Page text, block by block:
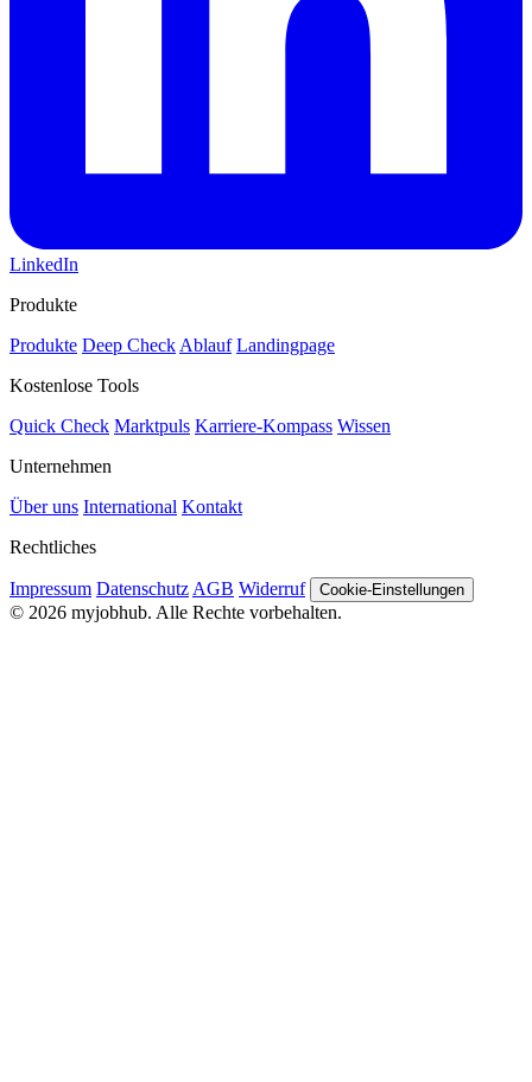
LinkedIn
Produkte
Produkte Deep Check Ablauf Landingpage
Kostenlose Tools
Quick Check Marktpuls Karriere-Kompass Wissen
Unternehmen
Über uns International Kontakt
Rechtliches
Impressum Datenschutz AGB Widerruf Cookie-Einstellungen
© 2026 myjobhub. Alle Rechte vorbehalten.